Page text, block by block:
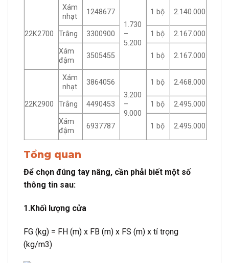
22K2700
Xám
nhạt
1248677
1.730
–
5.200
1 bộ 2.140.000
Trắng 3300900 1 bộ
2.167.000
Xám
đậm
3505455 1 bộ 2.167.000
22K2900
Xám
nhạt
3864056
3.200
–
9.000
1 bộ 2.468.000
Trắng 4490453 1 bộ
2.495.000
Xám
đậm
6937787 1 bộ 2.495.000
Tổng quan
Để chọn đúng tay nâng, cần phải biết một số
thông tin sau:
1.Khối lượng cửa
FG (kg) = FH (m) x FB (m) x FS (m) x tỉ trọng
(kg/m3)